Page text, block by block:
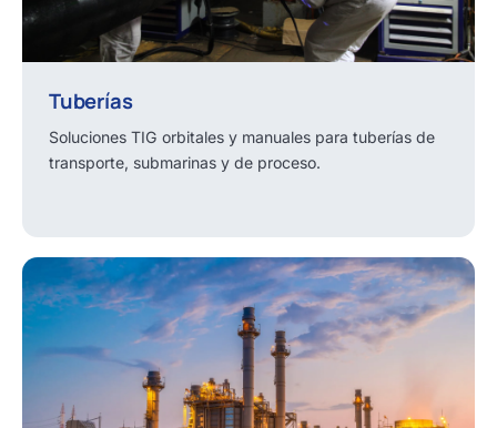
Tuberías
Soluciones TIG orbitales y manuales para tuberías de
transporte, submarinas y de proceso.